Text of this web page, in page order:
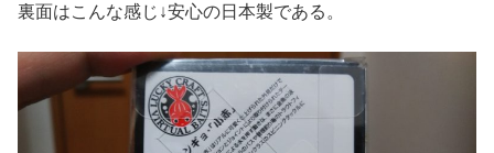
裏面はこんな感じ↓安心の日本製である。